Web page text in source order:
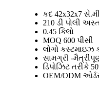
કદ 42x32x7
210 ડી પોલી
0.45 કિલો
MOQ 600 પીસી
લોગો કસ્ટમાઇઝ
સામગ્રી -
ડિપોઝિટ તરીકે
OEM/ODM